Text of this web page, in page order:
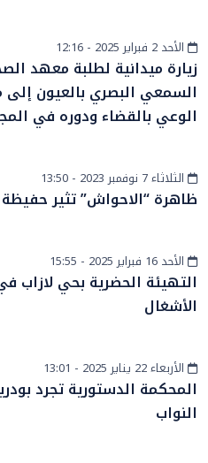
أخبار عامةالأحد 2 فبراير 2025 - 12:16
زيارة ميدانية لطلبة معهد
السمعي البصري بالعيون إلى
الوعي بالقضاء ودوره في
أخبار الصحراءالثلاثاء 7 نوفمبر 2023 - 13:50
ظاهرة “الاحواش” تثير
أخبار وطنيةالأحد 16 فبراير 2025 - 15:55
التهيئة الحضرية بحي لازاب
الأشغال
أخبار وطنيةالأربعاء 22 يناير 2025 - 13:01
المحكمة الدستورية تجرد
النواب